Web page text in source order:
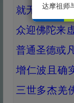
就无圣能及
众迎佛陀来
普通圣德或
增仁波且确
三世多杰羌
达摩祖师